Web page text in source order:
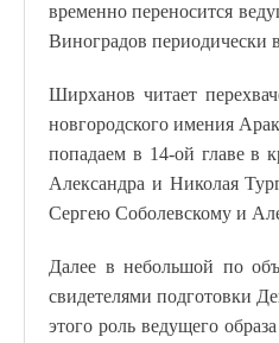
временно переносится
Виноградов периодически
Ширханов читает
новгородского имения
попадаем в 14-ой главе в
Александра и Николая
Сергею Соболевскому и
Далее в небольшой по
свидетелями подготовки
этого роль ведущего